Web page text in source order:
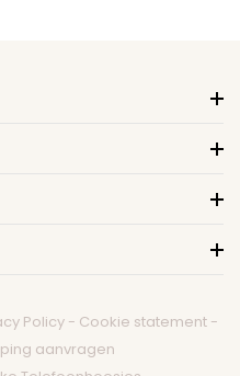
Policy - Cookie statement -
aanvragen